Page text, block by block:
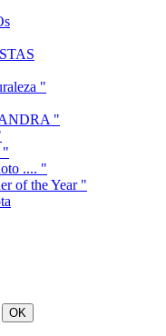
"
"
"
.... "
of the Year "